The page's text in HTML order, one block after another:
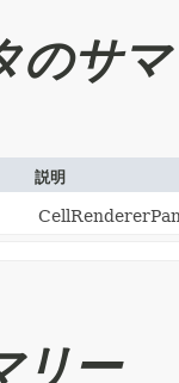
のサ
説明
リー